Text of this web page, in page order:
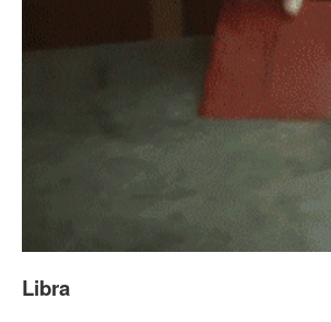
Libra